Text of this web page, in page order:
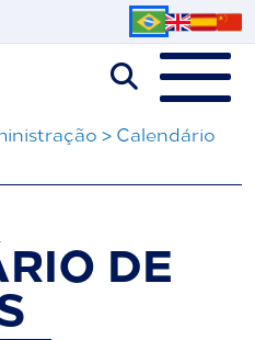
> Calendário
DE